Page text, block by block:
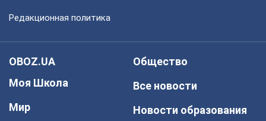
Редакционная политика
OBOZ.UA
Моя Школа
Мир
Общество
Все новости
Новости образования